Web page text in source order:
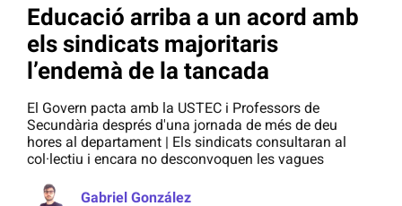
Educació arriba a un acord amb
els sindicats majoritaris
l’endemà de la tancada
El Govern pacta amb la USTEC i Professors de
Secundària després d'una jornada de més de deu
hores al departament | Els sindicats consultaran al
col·lectiu i encara no desconvoquen les vagues
Gabriel González